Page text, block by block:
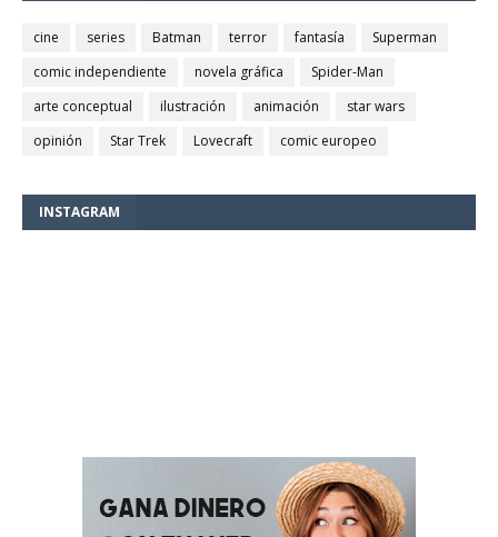
cine series Batman terror fantasía
Superman
comic independiente
novela gráfica
Spider-Man
arte conceptual
ilustración animación
star wars
opinión
Star Trek Lovecraft comic europeo
INSTAGRAM